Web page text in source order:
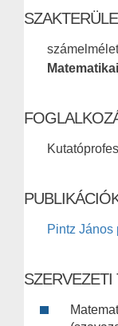
számelmélet
Pintz János